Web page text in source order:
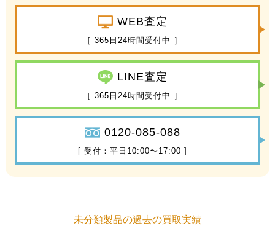
WEB査定
［ 365日24時間受付中 ］
LINE査定
［ 365日24時間受付中 ］
0120-085-088
[ 受付：平日10:00〜17:00 ]
未分類製品の過去の買取実績